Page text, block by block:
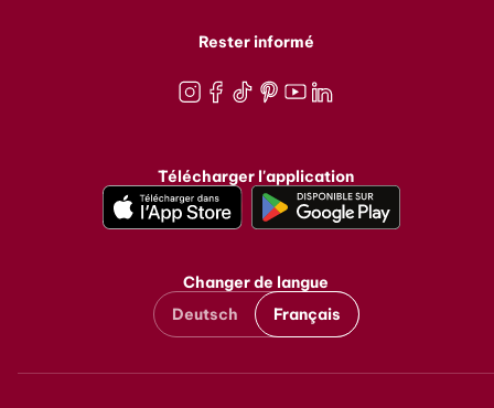
Rester informé
Télécharger l'application
Changer de langue
Deutsch
Français